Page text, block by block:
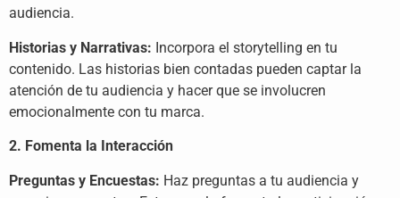
audiencia.
Historias y Narrativas: Incorpora el storytelling en tu
contenido. Las historias bien contadas pueden captar la
atención de tu audiencia y hacer que se involucren
emocionalmente con tu marca.
2. Fomenta la Interacción
Preguntas y Encuestas: Haz preguntas a tu audiencia y